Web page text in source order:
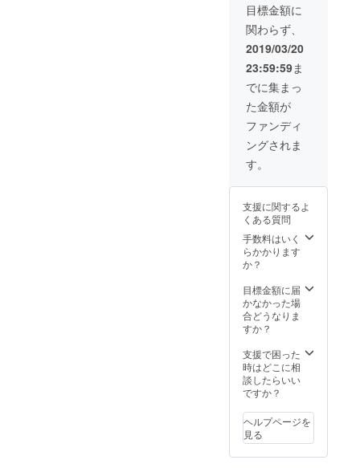
目標金額に
関わらず、
2019/03/20
23:59:59ま
でに集まっ
た金額が
ファンディ
ングされま
す。
支援に関するよ
くある質問
手数料はいく
らかかります
か？
目標金額に届
かなかった場
合どうなりま
すか？
支援で困った
時はどこに相
談したらいい
ですか？
ヘルプページを
見る